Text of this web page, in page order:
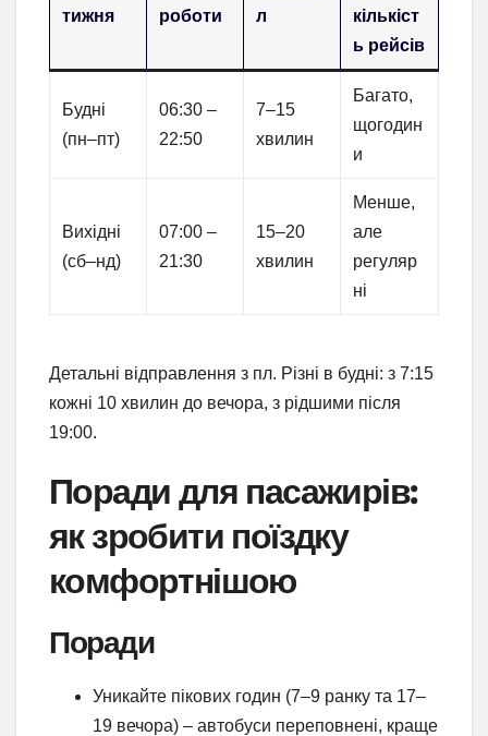
тижня
роботи
л
кількіст
ь рейсів
Будні
(пн–пт)
06:30 –
22:50
7–15
хвилин
Багато,
щогодин
и
Вихідні
(сб–нд)
07:00 –
21:30
15–20
хвилин
Менше,
але
регуляр
ні
Детальні відправлення з пл. Різні в будні: з 7:15
кожні 10 хвилин до вечора, з рідшими після
19:00.
Поради для пасажирів:
як зробити поїздку
комфортнішою
Поради
Уникайте пікових годин (7–9 ранку та 17–
19 вечора) – автобуси переповнені, краще